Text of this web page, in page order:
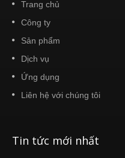
Trang chủ
Công ty
Sản phẩm
Dịch vụ
Ứng dụng
Liên hệ với chúng tôi
Tin tức mới nhất